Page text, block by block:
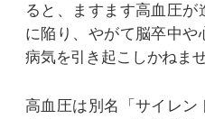
ると、ますます高血圧
に陥り、やがて脳卒中や
病気を引き起こしかねませ
高血圧は別名「サイレン